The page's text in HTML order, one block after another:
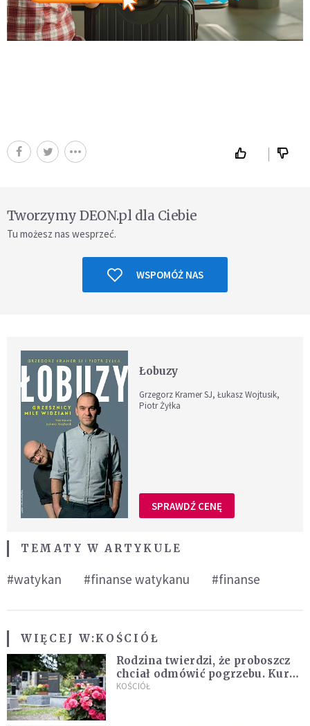
Tworzymy DEON.pl dla Ciebie
Tu możesz nas wesprzeć.
WSPOMÓŻ NAS
Łobuzy
Grzegorz Kramer SJ, Łukasz Wojtusik,
Piotr Żyłka
SPRAWDŹ CENĘ
TEMATY W ARTYKULE
#watykan #finanse watykanu #finanse
WIĘCEJ W:KOŚCIÓŁ
Rodzina twierdzi, że proboszcz
chciał odmówić pogrzebu. Kuria
zapowiada wyjaśnienia
KOŚCIÓŁ